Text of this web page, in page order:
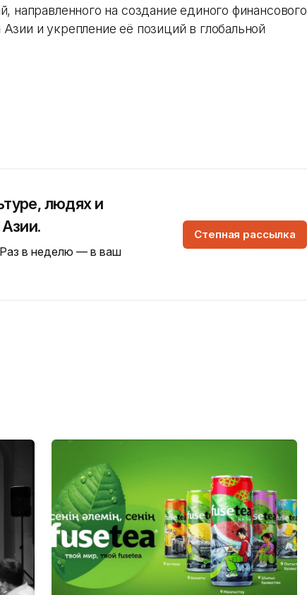
направленного на создание единого финансового
и укрепление её позиций в глобальной
людях и
Раз в неделю — в ваш
Степная рассылка